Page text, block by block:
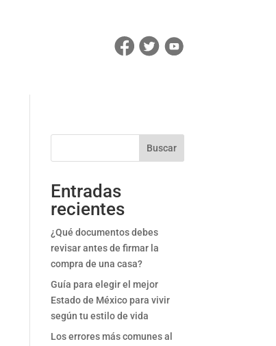
Buscar
Entradas
recientes
¿Qué documentos debes
revisar antes de firmar la
compra de una casa?
Guía para elegir el mejor
Estado de México para vivir
según tu estilo de vida
Los errores más comunes al